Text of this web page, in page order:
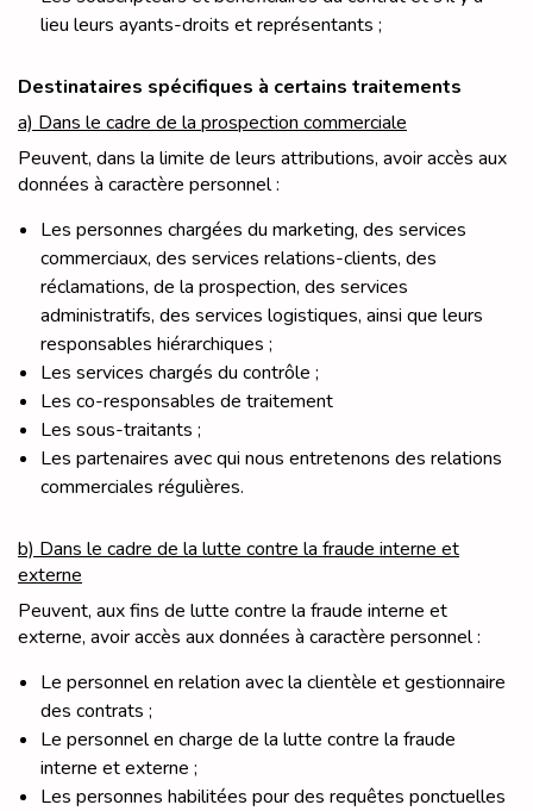
lieu leurs ayants-droits et représentants ;
Destinataires spécifiques à certains traitements
a) Dans le cadre de la prospection commerciale
Peuvent, dans la limite de leurs attributions, avoir accès aux
données à caractère personnel :
Les personnes chargées du marketing, des services
commerciaux, des services relations-clients, des
réclamations, de la prospection, des services
administratifs, des services logistiques, ainsi que leurs
responsables hiérarchiques ;
Les services chargés du contrôle ;
Les co-responsables de traitement
Les sous-traitants ;
Les partenaires avec qui nous entretenons des relations
commerciales régulières.
b) Dans le cadre de la lutte contre la fraude interne et
externe
Peuvent, aux fins de lutte contre la fraude interne et
externe, avoir accès aux données à caractère personnel :
Le personnel en relation avec la clientèle et gestionnaire
des contrats ;
Le personnel en charge de la lutte contre la fraude
interne et externe ;
Les personnes habilitées pour des requêtes ponctuelles